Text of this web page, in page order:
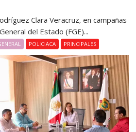
Clara Veracruz, en campañas
del Estado (FGE)...
POLICIACA PRINCIPALES